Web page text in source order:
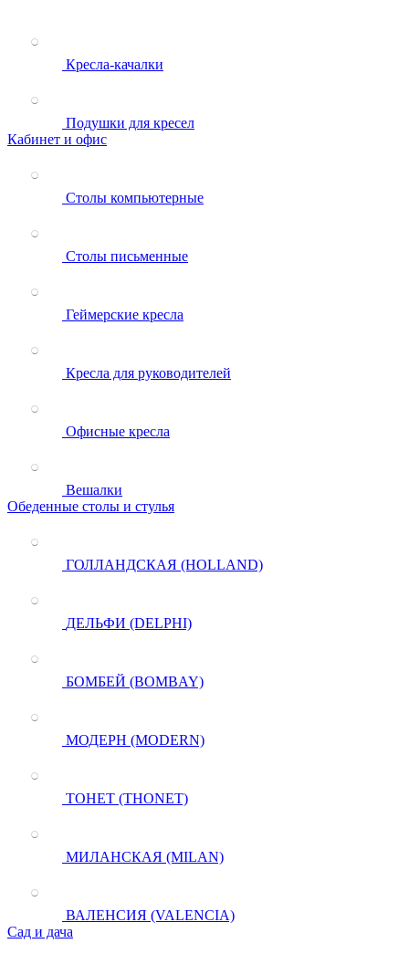
Кресла-качалки
Подушки для кресел
Кабинет и офис
Столы компьютерные
Столы письменные
Геймерские кресла
Кресла для руководителей
Офисные кресла
Вешалки
Обеденные столы и стулья
ГОЛЛАНДСКАЯ (HOLLAND)
ДЕЛЬФИ (DELPHI)
БОМБЕЙ (BOMBAY)
МОДЕРН (MODERN)
ТОНЕТ (THONET)
МИЛАНСКАЯ (MILAN)
ВАЛЕНСИЯ (VALENCIA)
Сад и дача